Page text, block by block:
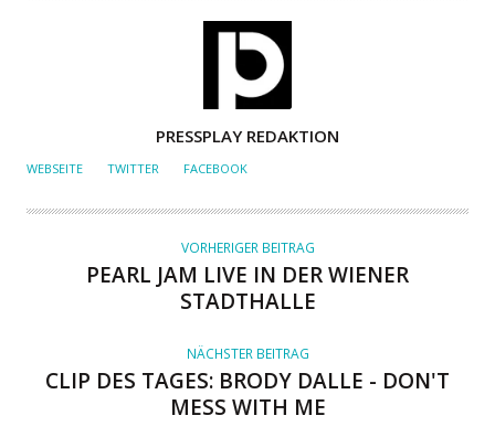
U
O
PRESSPLAY REDAKTION
WEBSEITE TWITTER FACEBOOK
VORHERIGER BEITRAG
PEARL JAM LIVE IN DER WIENER
STADTHALLE
NÄCHSTER BEITRAG
CLIP DES TAGES: BRODY DALLE - DON'T
MESS WITH ME